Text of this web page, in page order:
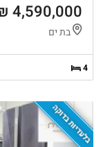
4,590,000 ₪
בת ים
4
בלעדיות בדוקה